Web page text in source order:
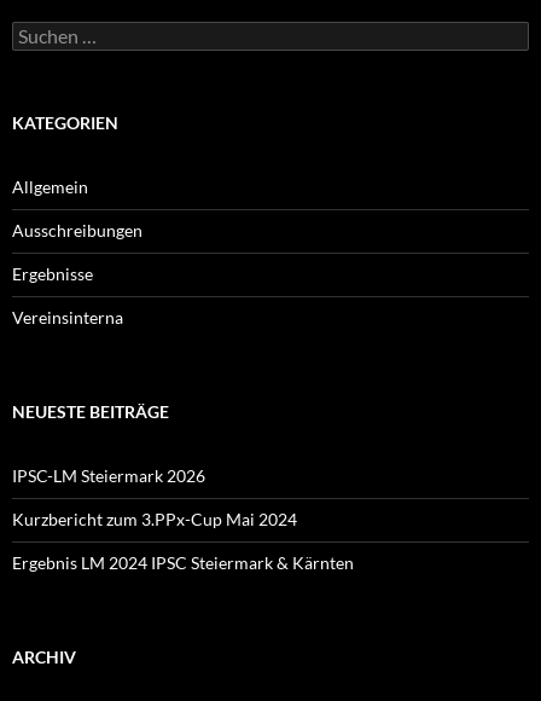
Suchen
nach:
KATEGORIEN
Allgemein
Ausschreibungen
Ergebnisse
Vereinsinterna
NEUESTE BEITRÄGE
IPSC-LM Steiermark 2026
Kurzbericht zum 3.PPx-Cup Mai 2024
Ergebnis LM 2024 IPSC Steiermark & Kärnten
ARCHIV